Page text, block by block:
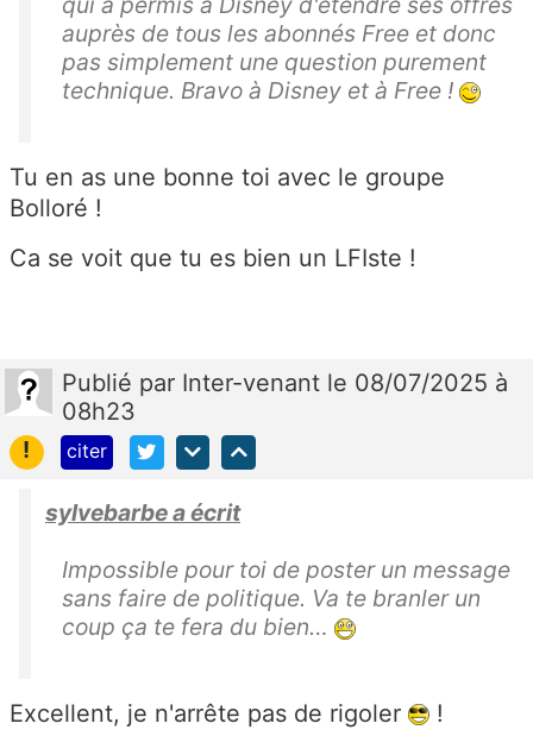
auprès de tous les abonnés Free et donc
pas simplement une question purement
technique. Bravo à Disney et à Free !
Tu en as une bonne toi avec le groupe
Bolloré !
Ca se voit que tu es bien un LFIste !
Publié par Inter-venant le 08/07/2025 à
08h23
!
citer
sylvebarbe a écrit
Impossible pour toi de poster un message
sans faire de politique. Va te branler un
coup ça te fera du bien…
Excellent, je n'arrête pas de rigoler
!